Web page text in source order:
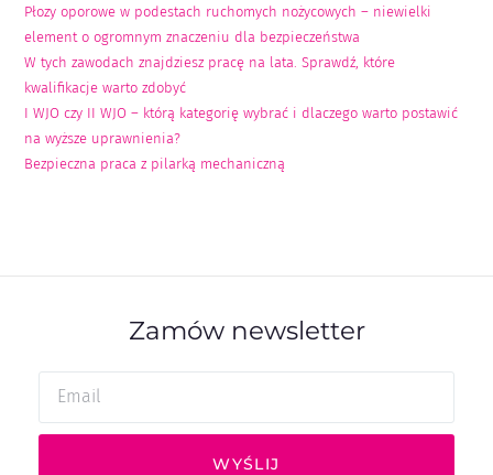
Płozy oporowe w podestach ruchomych nożycowych – niewielki
element o ogromnym znaczeniu dla bezpieczeństwa
W tych zawodach znajdziesz pracę na lata. Sprawdź, które
kwalifikacje warto zdobyć
I WJO czy II WJO – którą kategorię wybrać i dlaczego warto postawić
na wyższe uprawnienia?
Bezpieczna praca z pilarką mechaniczną
Zamów newsletter
WYŚLIJ